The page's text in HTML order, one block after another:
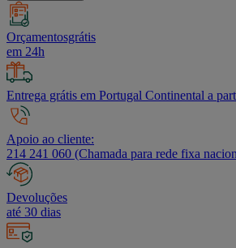
Orçamentosgrátis
em 24h
Entrega grátis em Portugal Continental a
Apoio ao cliente:
214 241 060 (Chamada para rede fixa
Devoluções
até 30 dias